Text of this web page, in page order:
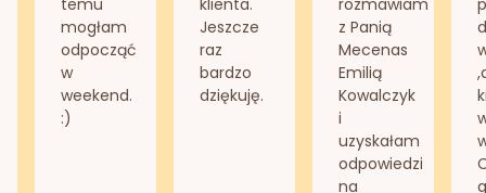
temu
mogłam
odpocząć
w
weekend.
:)
klienta.
Jeszcze
raz
bardzo
dziękuję.
rozmawiam
z Panią
Mecenas
Emilią
Kowalczyk
i
uzyskałam
odpowiedzi
na